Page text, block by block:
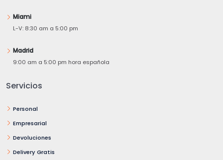
Miami
L-V: 8:30 am a 5:00 pm
Madrid
9:00 am a 5:00 pm hora española
Servicios
Personal
Empresarial
Devoluciones
Delivery Gratis